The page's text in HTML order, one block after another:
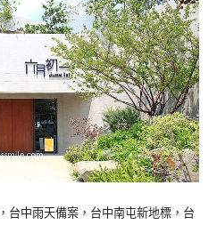
台中雨天備案，台中南屯新地標，台